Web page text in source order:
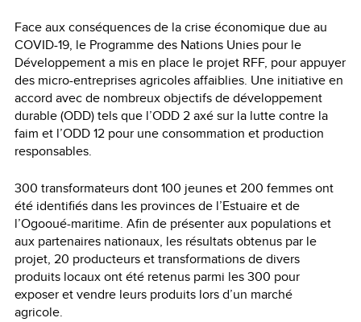
Face aux conséquences de la crise économique due au
COVID-19, le Programme des Nations Unies pour le
Développement a mis en place le projet RFF, pour appuyer
des micro-entreprises agricoles affaiblies. Une initiative en
accord avec de nombreux objectifs de développement
durable (ODD) tels que l’ODD 2 axé sur la lutte contre la
faim et l’ODD 12 pour une consommation et production
responsables.
300 transformateurs dont 100 jeunes et 200 femmes ont
été identifiés dans les provinces de l’Estuaire et de
l’Ogooué-maritime. Afin de présenter aux populations et
aux partenaires nationaux, les résultats obtenus par le
projet, 20 producteurs et transformations de divers
produits locaux ont été retenus parmi les 300 pour
exposer et vendre leurs produits lors d’un marché
agricole.